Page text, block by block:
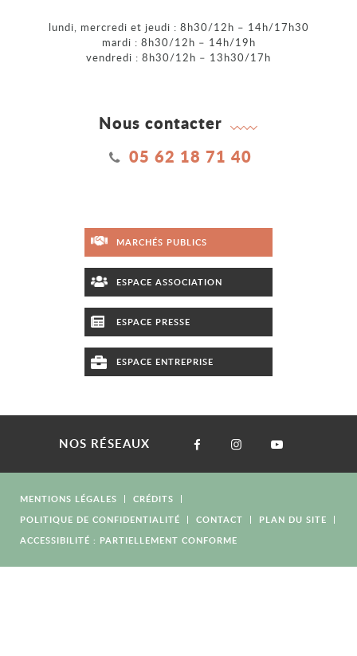
lundi, mercredi et jeudi : 8h30/12h – 14h/17h30
mardi : 8h30/12h – 14h/19h
vendredi : 8h30/12h – 13h30/17h
Nous contacter
05 62 18 71 40
MARCHÉS PUBLICS
ESPACE ASSOCIATION
ESPACE PRESSE
ESPACE ENTREPRISE
NOS RÉSEAUX
MENTIONS LÉGALES
CRÉDITS
POLITIQUE DE CONFIDENTIALITÉ
CONTACT
PLAN DU SITE
ACCESSIBILITÉ : PARTIELLEMENT CONFORME